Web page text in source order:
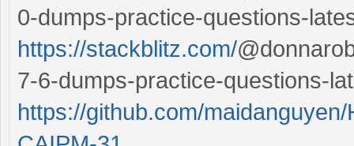
0-dumps-practice-questions-
https://stackblitz.com/
7-6-dumps-practice-questions-
https://github.com/